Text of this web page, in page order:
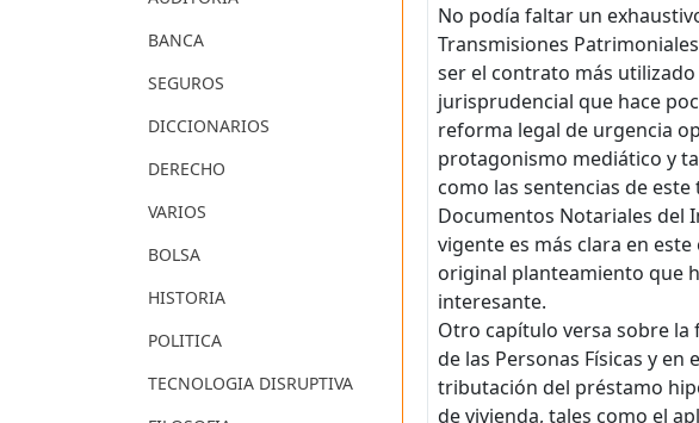
BANCA
SEGUROS
DICCIONARIOS
DERECHO
VARIOS
BOLSA
HISTORIA
POLITICA
TECNOLOGIA DISRUPTIVA
No podía faltar un
Transmisiones
ser el contrato más
jurisprudencial que hace
reforma legal de urgencia
protagonismo mediático y
como las sentencias de
Documentos Notariales del
vigente es más clara en
original planteamiento que
interesante.
Otro capítulo versa sobre la
de las Personas Físicas y
tributación del préstamo
de vivienda, tales como el